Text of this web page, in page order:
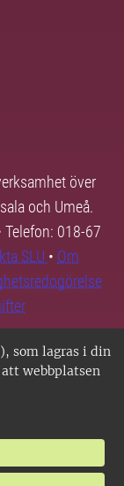
som lagras i din
att webbplatsen
över
och Umeå.
Telefon: 018-67
SLU • Om